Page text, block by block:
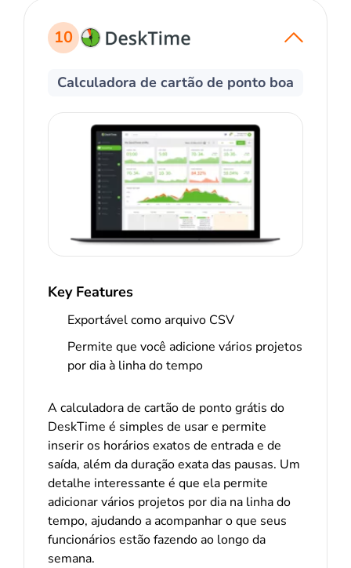
10
Calculadora de cartão de ponto boa
Key Features
Exportável como arquivo CSV
Permite que você adicione vários projetos
por dia à linha do tempo
A calculadora de cartão de ponto grátis do
DeskTime é simples de usar e permite
inserir os horários exatos de entrada e de
saída, além da duração exata das pausas. Um
detalhe interessante é que ela permite
adicionar vários projetos por dia na linha do
tempo, ajudando a acompanhar o que seus
funcionários estão fazendo ao longo da
semana.